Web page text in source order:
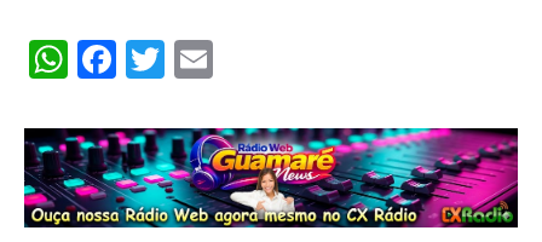
WhatsApp
Facebook
Twitter